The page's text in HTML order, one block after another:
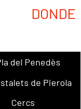
del Penedès
de Pierola
Cercs